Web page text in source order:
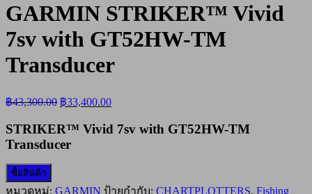
GARMIN STRIKER™ Vivid
7sv with GT52HW-TM
Transducer
฿43,300.00 Original
price
was:
฿33,400.00Current
price
is:
STRIKER™ Vivid 7sv with GT52HW-TM
Transducer
ซื้อสินค้า
หมวดหมู่: GARMIN ป้ายกำกับ: CHARTPLOTTERS, Fishing